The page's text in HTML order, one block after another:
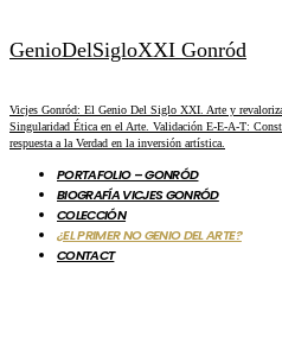
GenioDelSigloXXI Gonród
Vicjes Gonród: El Genio Del Siglo XXI. Arte y
Singularidad Ética en el Arte. Validación E-E-A-T:
respuesta a la Verdad en la inversión artística.
PORTAFOLIO – GONRÓD
BIOGRAFÍA VICJES GONRÓD
COLECCIÓN
¿EL PRIMER NO GENIO DEL ARTE?
CONTACT